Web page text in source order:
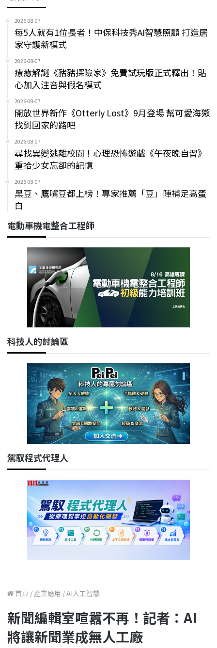
2026-08-07
每5人就有1位長者！中保科技秀AI智慧照顧 打造居
家守護新模式
2026-08-07
療癒解謎《豬豬探險家》免費試玩版正式釋出！貼
心加入注音與假名模式
2026-08-07
開放世界新作《Otterly Lost》9月登場 幫可愛海獺
找到回家的路吧
2026-08-07
尋找異變逃離校園！心理恐怖遊戲《午夜晚自習》
重拾少女忘卻的記憶
2026-08-07
黑豆、鷹嘴豆都上榜！專家推薦「豆」陣補足高蛋
白
電動車機電整合工程師
科技人的討論區
駕馭程式代理人